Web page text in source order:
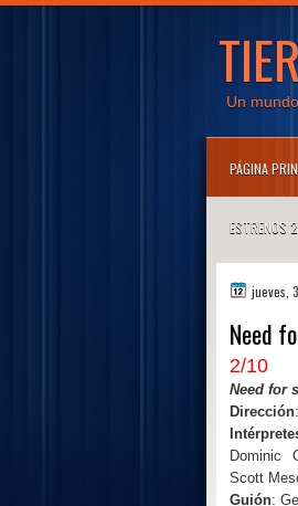
Un
PÁGINA
ESTRENOS
jueves,
Need
2/10
Need for
Dirección
Dominic
Scott
Guión: